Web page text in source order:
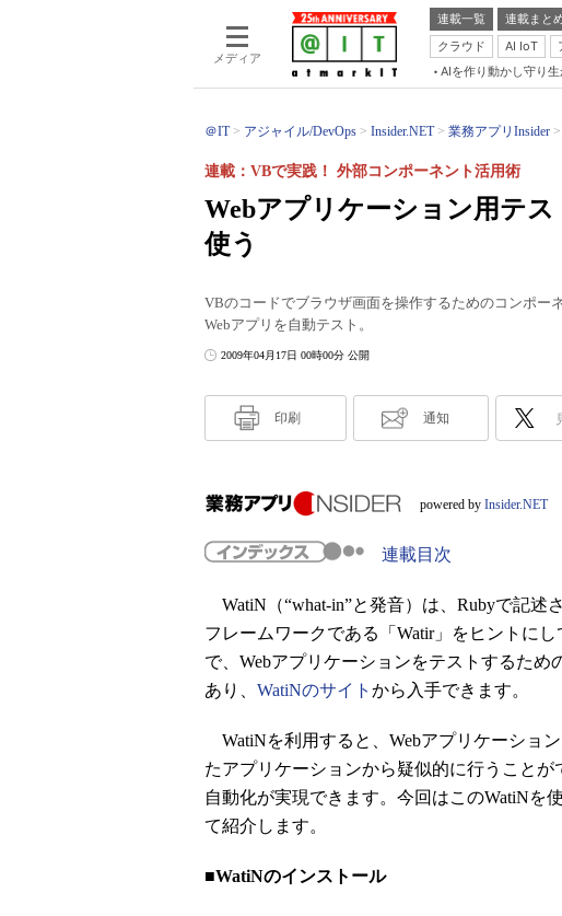
メディア
連載一覧 連載まと
クラウド
AI IoT
AIを作り動かし守り
＠IT アジャイル/DevOps Insider.NET 業務アプリInsider
Webアプリケーション用テ
使う
連載：VBで実践！ 外部コンポーネント活用術
VBのコードでブラウザ画面を操作するためのコンポー
Webアプリを自動テスト。
2009年04月17日 00時00分 公開
印刷 通知
powered by Insider.NET
連載目次
WatiN（“what-in”と発音）は、Rubyで記述
フレームワークである「Watir」をヒントに
で、Webアプリケーションをテストするた
あり、 WatiNのサイト から入手できます。
WatiNを利用すると、Webアプリケーショ
たアプリケーションから疑似的に行うこと
自動化が実現できます。今回はこのWatiNを
て紹介します。
■WatiNのインストール